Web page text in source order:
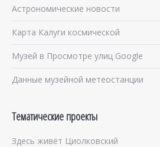
Астрономические новости
Карта Калуги космической
Музей в Просмотре улиц Google
Данные музейной метеостанции
Тематические проекты
Здесь живёт Циолковский